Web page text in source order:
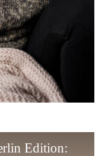
Edition: